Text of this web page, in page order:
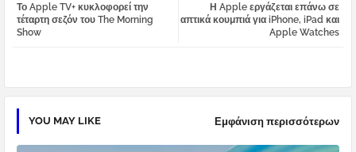
atsaΗ Apple εργάζεται επάνω σε
απτικά κουμπιά για iPhone, iPad και
Apple Watches
Το Apple TV+ κυκλοφορεί την
τέταρτη σεζόν του The Morning
Show
YOU MAY LIKE Εμφάνιση περισσότερων